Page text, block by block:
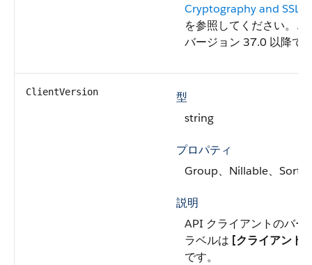
Cryptography and SSL/
を参照してください。 こ
バージョン 37.0 以降で
ClientVersion
型
string
プロパティ
Group、Nillable、Sort
説明
API クライアントのバー
ラベルは [クライアント
です。